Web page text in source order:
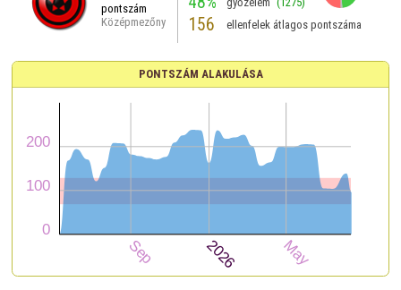
pontszám
Középmezőny
156 ellenfelek átlagos pontszáma
PONTSZÁM ALAKULÁSA